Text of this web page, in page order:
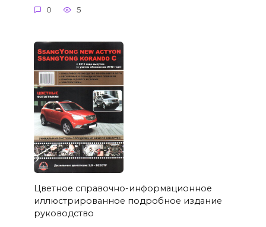
0 5
Цветное справочно-информационное
иллюстрированное подробное издание
руководство